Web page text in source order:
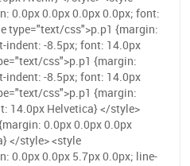
0.0px 0.0px 0.0px 0.0px; font:
type="text/css">p.p1 {margin:
indent: -8.5px; font: 14.0px
css">p.p1 {margin:
indent: -8.5px; font: 14.0px
css">p.p1 {margin:
14.0px Helvetica} </style>
0.0px 0.0px 0.0px
</style> <style
0.0px 0.0px 5.7px 0.0px; line-